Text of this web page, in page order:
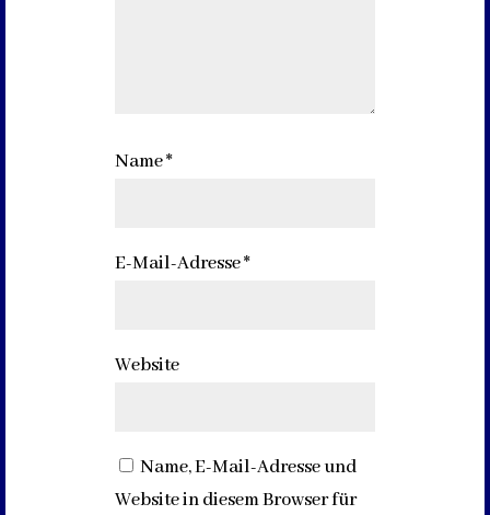
Name*
E-Mail-Adresse*
Website
Name, E-Mail-Adresse und
Website in diesem Browser für